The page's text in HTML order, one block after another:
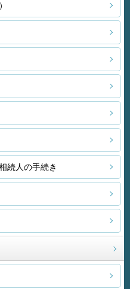
続人の手続き